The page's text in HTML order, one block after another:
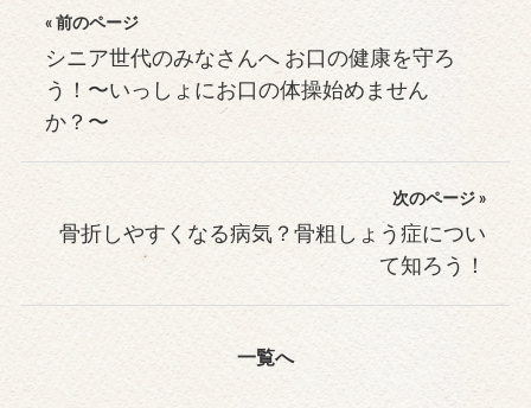
« 前のページ
シニア世代のみなさんへ お口の健康を守ろ
う！〜いっしょにお口の体操始めません
か？〜
次のページ »
骨折しやすくなる病気？骨粗しょう症につい
て知ろう！
一覧へ